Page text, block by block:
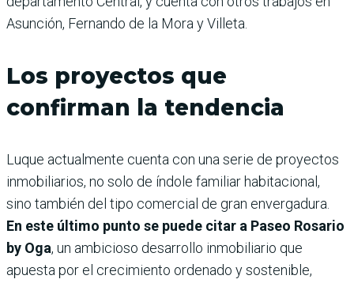
Asunción, Fernando de la Mora y Villeta.
Los proyectos que
confirman la tendencia
Luque actualmente cuenta con una serie de proyectos
inmobiliarios, no solo de índole familiar habitacional,
sino también del tipo comercial de gran envergadura.
En este último punto se puede citar a Paseo Rosario
by Oga, un ambicioso desarrollo inmobiliario que
apuesta por el crecimiento ordenado y sostenible,